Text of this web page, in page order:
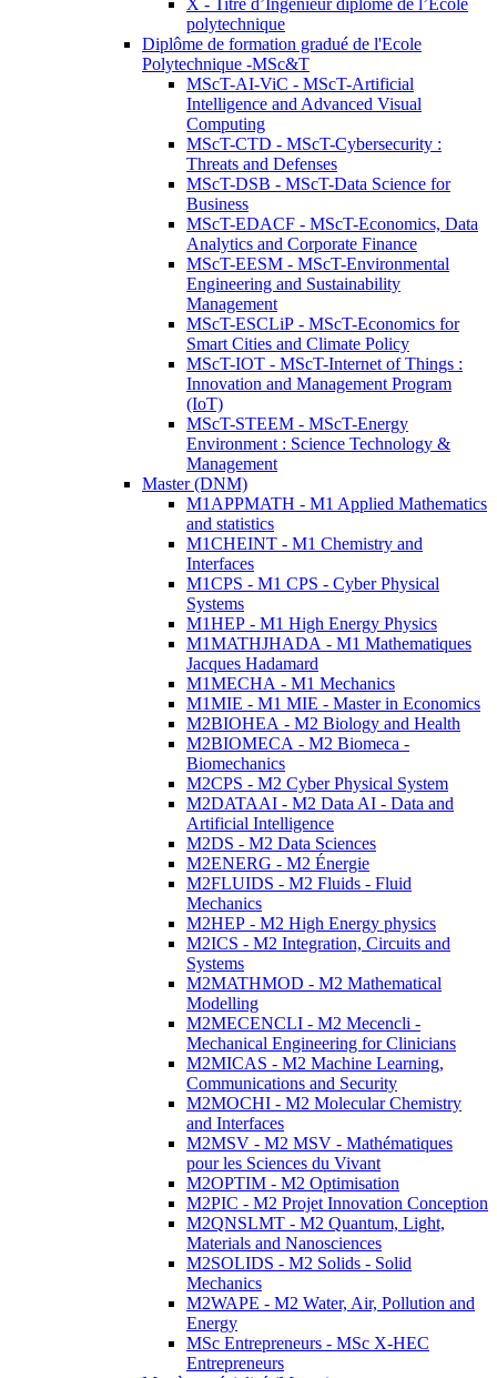
X - Titre d’Ingénieur diplômé de l’École
polytechnique
Diplôme de formation gradué de l'Ecole
Polytechnique -MSc&T
MScT-AI-ViC - MScT-Artificial
Intelligence and Advanced Visual
Computing
MScT-CTD - MScT-Cybersecurity :
Threats and Defenses
MScT-DSB - MScT-Data Science for
Business
MScT-EDACF - MScT-Economics, Data
Analytics and Corporate Finance
MScT-EESM - MScT-Environmental
Engineering and Sustainability
Management
MScT-ESCLiP - MScT-Economics for
Smart Cities and Climate Policy
MScT-IOT - MScT-Internet of Things :
Innovation and Management Program
(IoT)
MScT-STEEM - MScT-Energy
Environment : Science Technology &
Management
Master (DNM)
M1APPMATH - M1 Applied Mathematics
and statistics
M1CHEINT - M1 Chemistry and
Interfaces
M1CPS - M1 CPS - Cyber Physical
Systems
M1HEP - M1 High Energy Physics
M1MATHJHADA - M1 Mathematiques
Jacques Hadamard
M1MECHA - M1 Mechanics
M1MIE - M1 MIE - Master in Economics
M2BIOHEA - M2 Biology and Health
M2BIOMECA - M2 Biomeca -
Biomechanics
M2CPS - M2 Cyber Physical System
M2DATAAI - M2 Data AI - Data and
Artificial Intelligence
M2DS - M2 Data Sciences
M2ENERG - M2 Énergie
M2FLUIDS - M2 Fluids - Fluid
Mechanics
M2HEP - M2 High Energy physics
M2ICS - M2 Integration, Circuits and
Systems
M2MATHMOD - M2 Mathematical
Modelling
M2MECENCLI - M2 Mecencli -
Mechanical Engineering for Clinicians
M2MICAS - M2 Machine Learning,
Communications and Security
M2MOCHI - M2 Molecular Chemistry
and Interfaces
M2MSV - M2 MSV - Mathématiques
pour les Sciences du Vivant
M2OPTIM - M2 Optimisation
M2PIC - M2 Projet Innovation Conception
M2QNSLMT - M2 Quantum, Light,
Materials and Nanosciences
M2SOLIDS - M2 Solids - Solid
Mechanics
M2WAPE - M2 Water, Air, Pollution and
Energy
MSc Entrepreneurs - MSc X-HEC
Entrepreneurs